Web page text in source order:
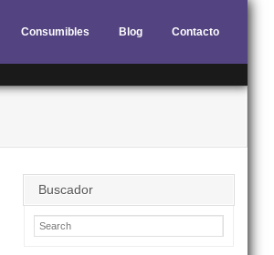
Consumibles Blog Contacto
Buscador